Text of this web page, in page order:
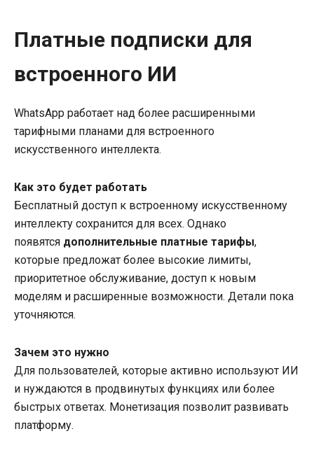
Платные подписки для
встроенного ИИ
WhatsApp работает над более расширенными
тарифными планами для встроенного
искусственного интеллекта.
Как это будет работать
Бесплатный доступ к встроенному искусственному
интеллекту сохранится для всех. Однако
появятся дополнительные платные тарифы,
которые предложат более высокие лимиты,
приоритетное обслуживание, доступ к новым
моделям и расширенные возможности. Детали пока
уточняются.
Зачем это нужно
Для пользователей, которые активно используют ИИ
и нуждаются в продвинутых функциях или более
быстрых ответах. Монетизация позволит развивать
платформу.